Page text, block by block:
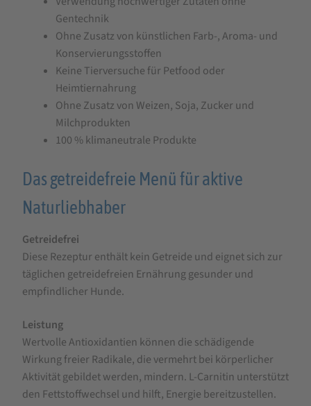
Gentechnik
Ohne Zusatz von künstlichen Farb-, Aroma- und
Konservierungsstoffen
Keine Tierversuche für Petfood oder
Heimtiernahrung
Ohne Zusatz von Weizen, Soja, Zucker und
Milchprodukten
100 % klimaneutrale Produkte
Das getreidefreie Menü für aktive
Naturliebhaber
Getreidefrei
Diese Rezeptur enthält kein Getreide und eignet sich zur
täglichen getreidefreien Ernährung gesunder und
empfindlicher Hunde.
Leistung
Wertvolle Antioxidantien können die schädigende
Wirkung freier Radikale, die vermehrt bei körperlicher
Aktivität gebildet werden, mindern. L-Carnitin unterstützt
den Fettstoffwechsel und hilft, Energie bereitzustellen.